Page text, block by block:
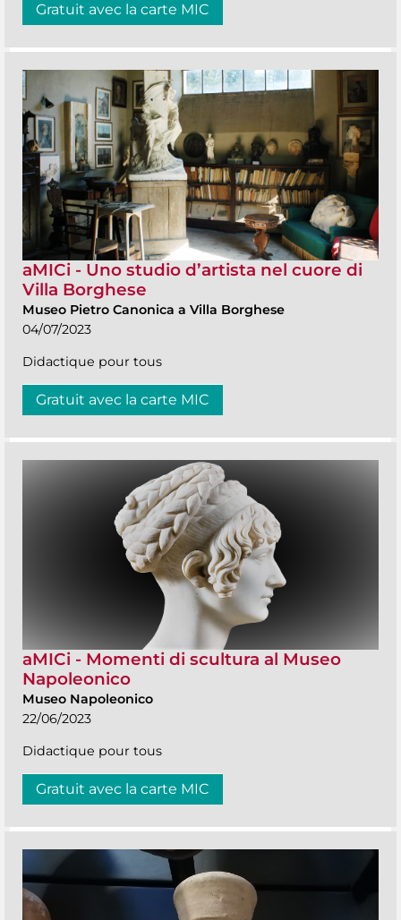
Gratuit avec la carte MIC
aMICi - Uno studio d’artista nel cuore di
Villa Borghese
Museo Pietro Canonica a Villa Borghese
04/07/2023
Didactique pour tous
Gratuit avec la carte MIC
aMICi - Momenti di scultura al Museo
Napoleonico
Museo Napoleonico
22/06/2023
Didactique pour tous
Gratuit avec la carte MIC